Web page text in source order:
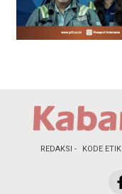
REDAKSI KODE ETIK